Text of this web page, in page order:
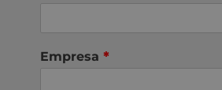
Empresa *